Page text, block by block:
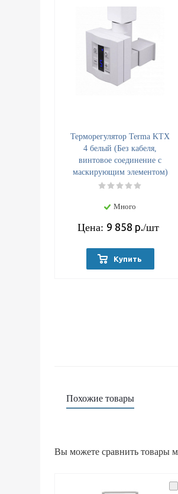
Терморегулятор Terma KTX
4 белый (Без кабеля,
винтовое соединение с
маскирующим элементом)
Много
Цена: 9 858 р./шт
Купить
Похожие товары
Вы можете сравнить товары